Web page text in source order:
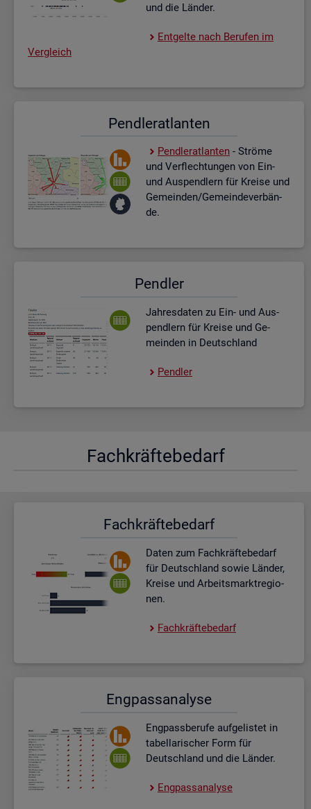
und die Län­der.
Ent­gel­te nach Be­ru­fen im
Ver­gleich
Pend­ler­at­lan­ten
Pend­ler­at­lan­ten - Strö­me
und Ver­flech­tun­gen von Ein-
und Aus­pend­lern für Krei­se und
Ge­mein­den/Ge­mein­de­ver­bän­
de.
Pend­ler
Jah­res­da­ten zu Ein- und Aus­
pend­lern für Krei­se und Ge­
mein­den in Deutsch­land
Pend­ler
Fach­kräf­te­be­darf
Fach­kräf­te­be­darf
Daten zum Fach­kräf­te­be­darf
für Deutsch­land sowie Län­der,
Krei­se und Ar­beits­markt­re­gio­
nen.
Fach­kräf­te­be­darf
Eng­pass­ana­ly­se
Eng­pass­be­ru­fe auf­ge­lis­tet in
ta­bel­la­ri­scher Form für
Deutsch­land und die Län­der.
Eng­pass­ana­ly­se